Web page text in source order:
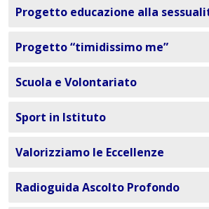
Progetto educazione alla
Progetto “timidissimo me”
Scuola e Volontariato
Sport in Istituto
Valorizziamo le Eccellenze
Radioguida Ascolto Profondo